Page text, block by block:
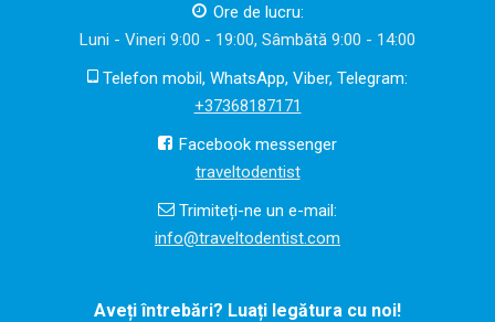
Ore de lucru:
Luni - Vineri 9:00 - 19:00, Sâmbătă 9:00 - 14:00
Telefon mobil, WhatsApp, Viber, Telegram:
+37368187171
Facebook messenger
traveltodentist
Trimiteți-ne un e-mail:
info@traveltodentist.com
Aveți întrebări? Luați legătura cu noi!